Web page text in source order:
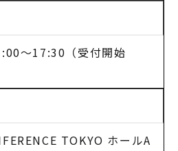
～17:30（受付開始
TOKYO ホールA